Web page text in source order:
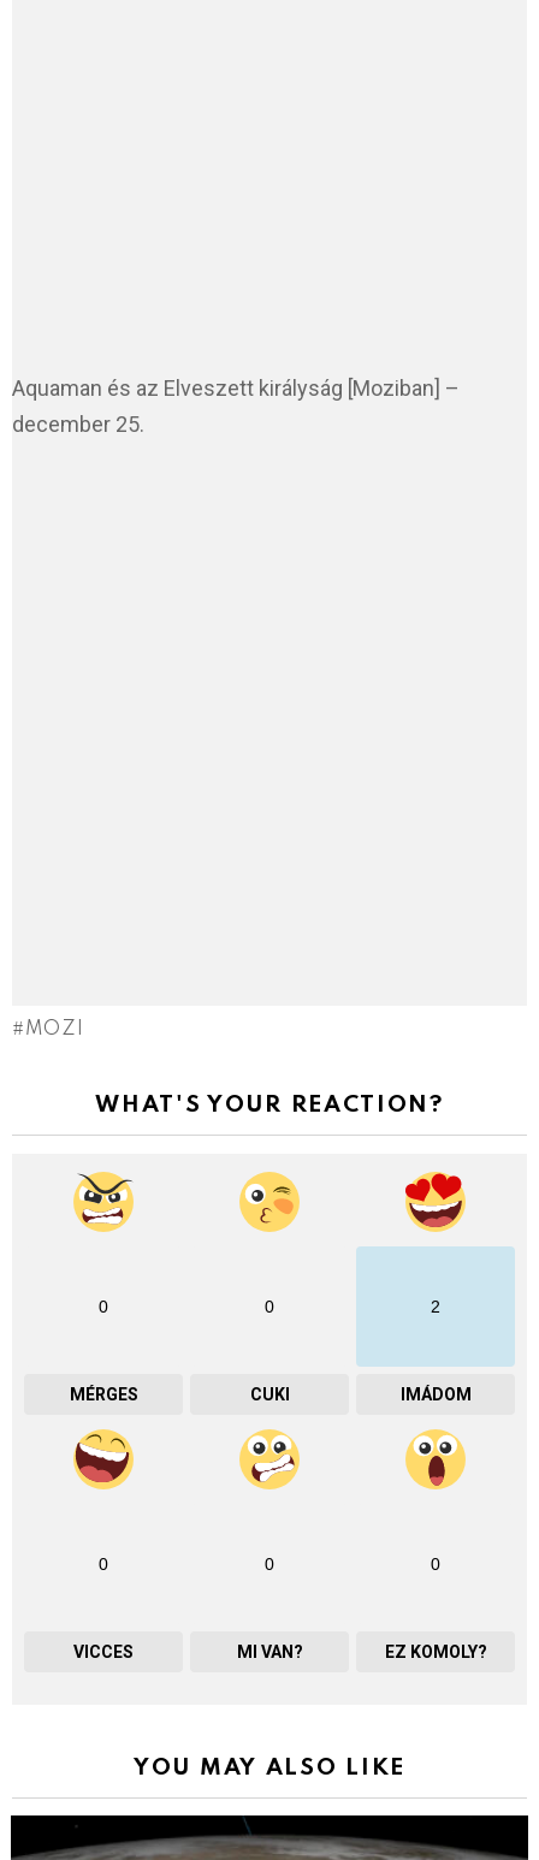
Aquaman és az Elveszett királyság [Moziban] –
december 25.
MOZI
WHAT'S YOUR REACTION?
0
MÉRGES
0
CUKI
2
IMÁDOM
0
VICCES
0
MI VAN?
0
EZ KOMOLY?
YOU MAY ALSO LIKE